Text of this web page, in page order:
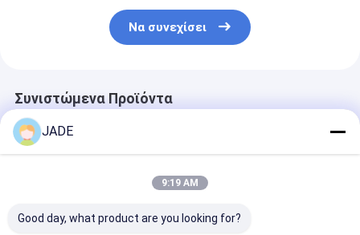
Να συνεχίσει
Συνιστώμενα Προϊόντα
JADE
9:19 AM
Good day, what product are you looking for?